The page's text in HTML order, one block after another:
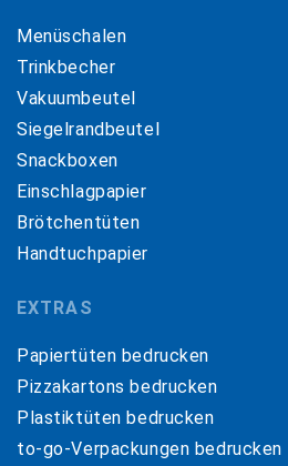
Menüschalen
Trinkbecher
Vakuumbeutel
Siegelrandbeutel
Snackboxen
Einschlagpapier
Brötchentüten
Handtuchpapier
EXTRAS
Papiertüten bedrucken
Pizzakartons bedrucken
Plastiktüten bedrucken
to-go-Verpackungen bedrucken